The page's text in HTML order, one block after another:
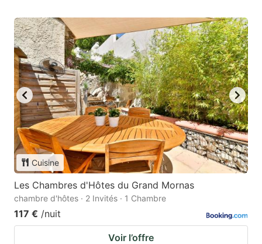
Cuisine
Les Chambres d'Hôtes du Grand Mornas
chambre d'hôtes · 2 Invités · 1 Chambre
117 € /nuit
Voir l’offre